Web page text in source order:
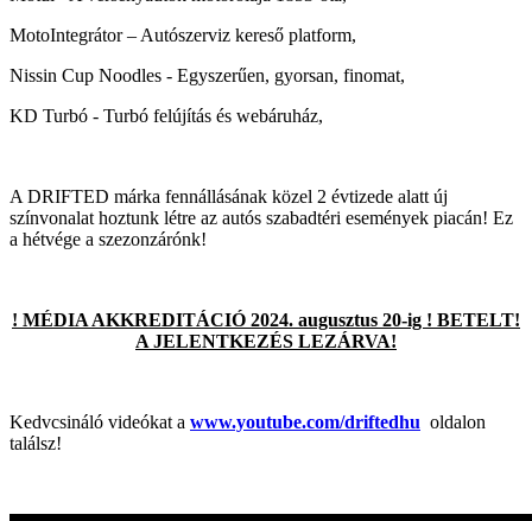
MotoIntegrátor – Autószerviz kereső platform,
Nissin Cup Noodles - Egyszerűen, gyorsan, finomat,
KD Turbó - Turbó felújítás és webáruház,
A DRIFTED márka fennállásának közel 2 évtizede alatt új
színvonalat hoztunk létre az autós szabadtéri események piacán! Ez
a hétvége a szezonzárónk!
! MÉDIA AKKREDITÁCIÓ 2024. augusztus 20-ig ! BETELT!
A JELENTKEZÉS LEZÁRVA!
Kedvcsináló videókat a www.youtube.com/driftedhu oldalon
találsz!